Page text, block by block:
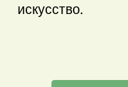
искусство.